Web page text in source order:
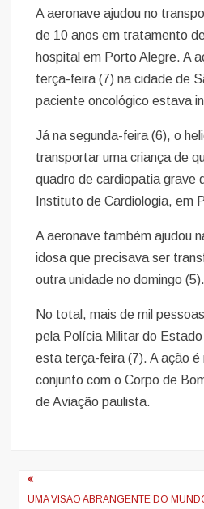
A aeronave ajudou no
de 10 anos em tratamento
hospital em Porto Alegre. A
terça-feira (7) na cidade de
paciente oncológico estava
Já na segunda-feira (6), o
transportar uma criança de
quadro de cardiopatia grave
Instituto de Cardiologia, em
A aeronave também ajudou
idosa que precisava ser
outra unidade no domingo (5).
No total, mais de mil
pela Polícia Militar do
esta terça-feira (7). A ação é
conjunto com o Corpo de
de Aviação paulista.
Navegação
UMA VISÃO ABRANGENTE DO